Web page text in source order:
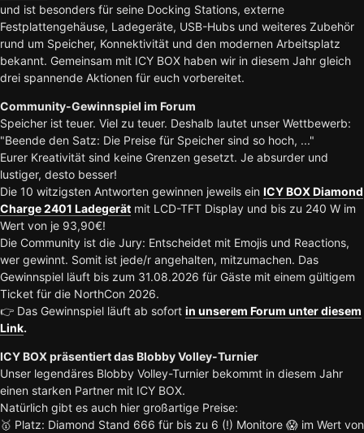
und ist besonders für seine Docking Stations, externe
Festplattengehäuse, Ladegeräte, USB-Hubs und weiteres Zubehör
rund um Speicher, Konnektivität und den modernen Arbeitsplatz
bekannt. Gemeinsam mit ICY BOX haben wir in diesem Jahr gleich
drei spannende Aktionen für euch vorbereitet.
Community-Gewinnspiel im Forum
Speicher ist teuer. Viel zu teuer. Deshalb lautet unser Wettbewerb:
"Beende den Satz: Die Preise für Speicher sind so hoch, ..."
Eurer Kreativität sind keine Grenzen gesetzt. Je absurder und
lustiger, desto besser!
Die 10 witzigsten Antworten gewinnen jeweils ein ICY BOX Diamond
Charge 2401 Ladegerät mit LCD-TFT Display und bis zu 240 W im
Wert von je 93,90€!
Die Community ist die Jury: Entscheidet mit Emojis und Reactions,
wer gewinnt. Somit ist jede/r angehalten, mitzumachen. Das
Gewinnspiel läuft bis zum 31.08.2026 für Gäste mit einem gültigem
Ticket für die NorthCon 2026.
👉 Das Gewinnspiel läuft ab sofort in unserem Forum unter diesem
Link.
ICY BOX präsentiert das Blobby Volley-Turnier
Unser legendäres Blobby Volley-Turnier bekommt in diesem Jahr
einen starken Partner mit ICY BOX.
Natürlich gibt es auch hier großartige Preise:
🥇 Platz: Diamond Stand 666 für bis zu 6 (!) Monitore 😱 im Wert von